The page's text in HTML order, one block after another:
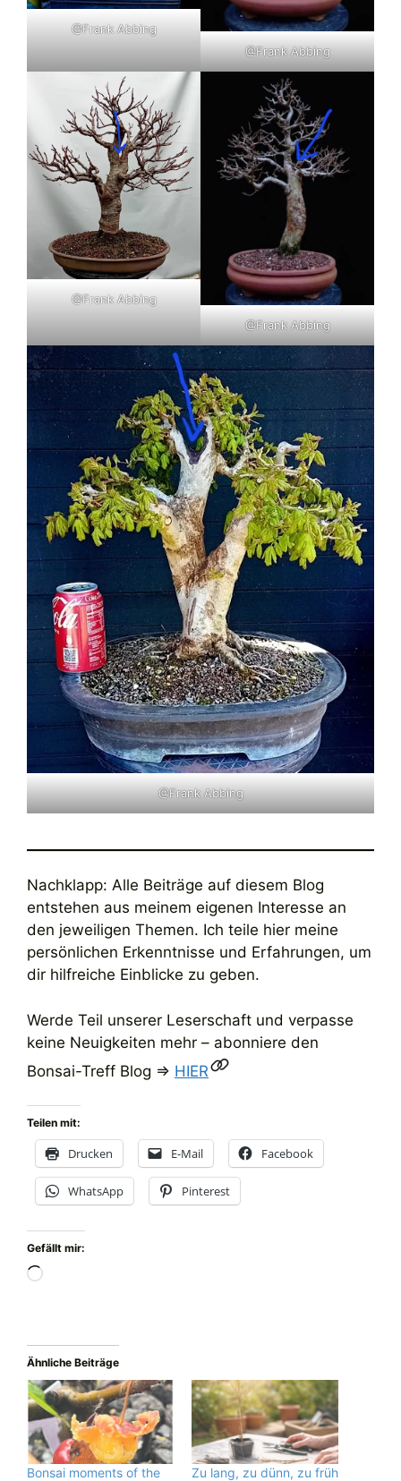
@Frank Abbing
@Frank Abbing
@Frank Abbing
@Frank Abbing
@Frank Abbing
Nachklapp: Alle Beiträge auf diesem Blog
entstehen aus meinem eigenen Interesse an
den jeweiligen Themen. Ich teile hier meine
persönlichen Erkenntnisse und Erfahrungen, um
dir hilfreiche Einblicke zu geben.
Werde Teil unserer Leserschaft und verpasse
keine Neuigkeiten mehr – abonniere den
Bonsai-Treff Blog => HIER
Teilen mit:
Drucken E-Mail Facebook
WhatsApp Pinterest
Gefällt mir:
Wird
Ähnliche Beiträge
Bonsai moments of the
Zu lang, zu dünn, zu früh